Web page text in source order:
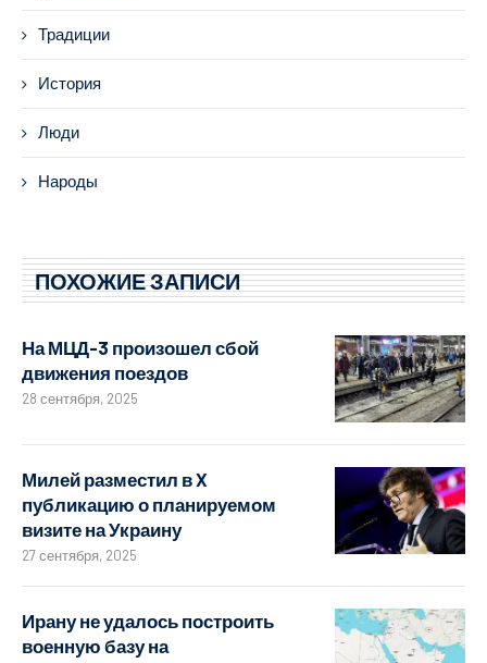
Традиции
История
Люди
Народы
ПОХОЖИЕ ЗАПИСИ
На МЦД-3 произошел сбой
движения поездов
28 сентября, 2025
Милей разместил в X
публикацию о планируемом
визите на Украину
27 сентября, 2025
Ирану не удалось построить
военную базу на